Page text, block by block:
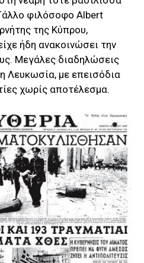
φιλόσοφο Albert
της Κύπρου,
ήδη ανακοινώσει την
Μεγάλες διαδηλώσεις
Λευκωσία, με επεισόδια
χωρίς αποτέλεσμα.